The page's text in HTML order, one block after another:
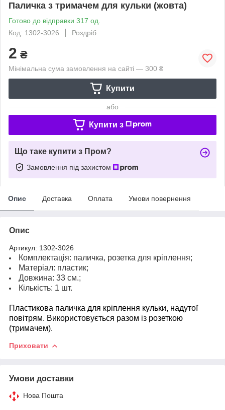
Паличка з тримачем для кульки (жовта)
Готово до відправки 317 од.
Код: 1302-3026
Роздріб
2 ₴
Мінімальна сума замовлення на сайті — 300 ₴
Купити
або
Купити з
Що таке купити з Пром?
Замовлення під захистом
Опис Доставка Оплата Умови повернення
Опис
Артикул: 1302-3026
Комплектація: паличка, розетка для кріплення;
Матеріал: пластик;
Довжина: 33 см.;
Кількість: 1 шт.
Пластикова паличка для кріплення кульки, надутої
повітрям. Використовується разом із розеткою
(тримачем).
Приховати
Умови доставки
Нова Пошта